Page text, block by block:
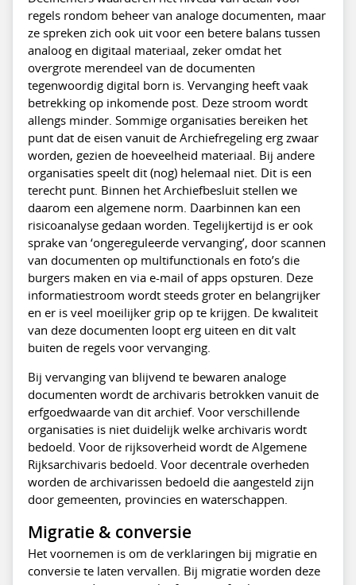
regels rondom beheer van analoge documenten, maar
ze spreken zich ook uit voor een betere balans tussen
analoog en digitaal materiaal, zeker omdat het
overgrote merendeel van de documenten
tegenwoordig digital born is. Vervanging heeft vaak
betrekking op inkomende post. Deze stroom wordt
allengs minder. Sommige organisaties bereiken het
punt dat de eisen vanuit de Archiefregeling erg zwaar
worden, gezien de hoeveelheid materiaal. Bij andere
organisaties speelt dit (nog) helemaal niet. Dit is een
terecht punt. Binnen het Archiefbesluit stellen we
daarom een algemene norm. Daarbinnen kan een
risicoanalyse gedaan worden. Tegelijkertijd is er ook
sprake van ‘ongereguleerde vervanging’, door scannen
van documenten op multifunctionals en foto’s die
burgers maken en via e-mail of apps opsturen. Deze
informatiestroom wordt steeds groter en belangrijker
en er is veel moeilijker grip op te krijgen. De kwaliteit
van deze documenten loopt erg uiteen en dit valt
buiten de regels voor vervanging.
Bij vervanging van blijvend te bewaren analoge
documenten wordt de archivaris betrokken vanuit de
erfgoedwaarde van dit archief. Voor verschillende
organisaties is niet duidelijk welke archivaris wordt
bedoeld. Voor de rijksoverheid wordt de Algemene
Rijksarchivaris bedoeld. Voor decentrale overheden
worden de archivarissen bedoeld die aangesteld zijn
door gemeenten, provincies en waterschappen.
Migratie & conversie
Het voornemen is om de verklaringen bij migratie en
conversie te laten vervallen. Bij migratie worden deze